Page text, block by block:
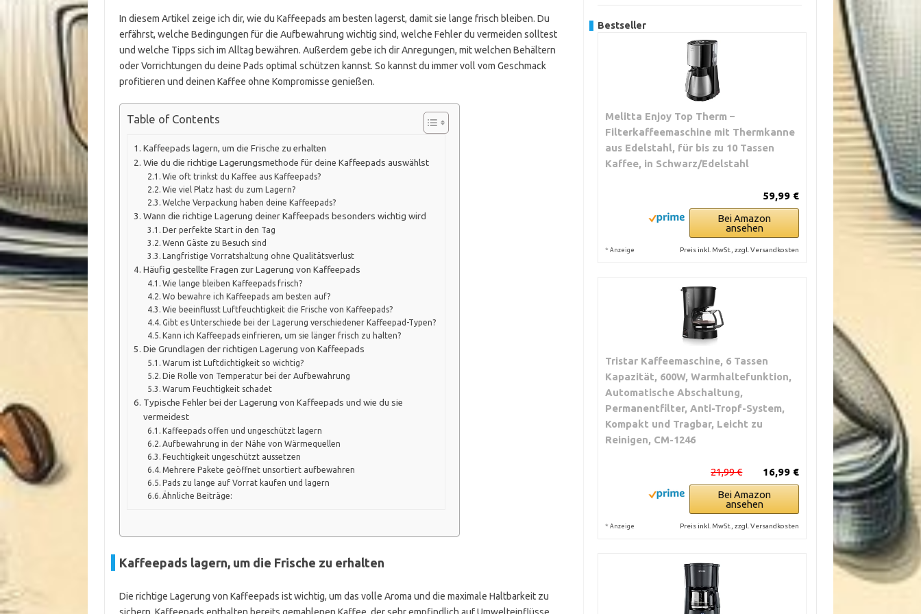
In diesem Artikel zeige ich dir, wie du Kaffeepads am besten lagerst, damit sie lange frisch bleiben. Du
erfährst, welche Bedingungen für die Aufbewahrung wichtig sind, welche Fehler du vermeiden solltest
und welche Tipps sich im Alltag bewähren. Außerdem gebe ich dir Anregungen, mit welchen Behältern
oder Vorrichtungen du deine Pads optimal schützen kannst. So kannst du immer voll vom Geschmack
profitieren und deinen Kaffee ohne Kompromisse genießen.
Table of Contents
Kaffeepads lagern, um die Frische zu erhalten
Wie du die richtige Lagerungsmethode für deine Kaffeepads auswählst
Wie oft trinkst du Kaffee aus Kaffeepads?
Wie viel Platz hast du zum Lagern?
Welche Verpackung haben deine Kaffeepads?
Wann die richtige Lagerung deiner Kaffeepads besonders wichtig wird
Der perfekte Start in den Tag
Wenn Gäste zu Besuch sind
Langfristige Vorratshaltung ohne Qualitätsverlust
Häufig gestellte Fragen zur Lagerung von Kaffeepads
Wie lange bleiben Kaffeepads frisch?
Wo bewahre ich Kaffeepads am besten auf?
Wie beeinflusst Luftfeuchtigkeit die Frische von Kaffeepads?
Gibt es Unterschiede bei der Lagerung verschiedener Kaffeepad-Typen?
Kann ich Kaffeepads einfrieren, um sie länger frisch zu halten?
Die Grundlagen der richtigen Lagerung von Kaffeepads
Warum ist Luftdichtigkeit so wichtig?
Die Rolle von Temperatur bei der Aufbewahrung
Warum Feuchtigkeit schadet
Typische Fehler bei der Lagerung von Kaffeepads und wie du sie
vermeidest
Kaffeepads offen und ungeschützt lagern
Aufbewahrung in der Nähe von Wärmequellen
Feuchtigkeit ungeschützt aussetzen
Mehrere Pakete geöffnet unsortiert aufbewahren
Pads zu lange auf Vorrat kaufen und lagern
Ähnliche Beiträge:
Kaffeepads lagern, um die Frische zu erhalten
Die richtige Lagerung von Kaffeepads ist wichtig, um das volle Aroma und die maximale Haltbarkeit zu
Bestseller
Melitta Enjoy Top Therm –
Filterkaffeemaschine mit Thermkanne
aus Edelstahl, für bis zu 10 Tassen
Kaffee, in Schwarz/Edelstahl
59,99 €
Bei Amazon
ansehen
* Anzeige Preis inkl. MwSt., zzgl. Versandkosten
Tristar Kaffeemaschine, 6 Tassen
Kapazität, 600W, Warmhaltefunktion,
Automatische Abschaltung,
Permanentfilter, Anti-Tropf-System,
Kompakt und Tragbar, Leicht zu
Reinigen, CM-1246
16,99 €
21,99 €
Bei Amazon
ansehen
* Anzeige Preis inkl. MwSt., zzgl. Versandkosten